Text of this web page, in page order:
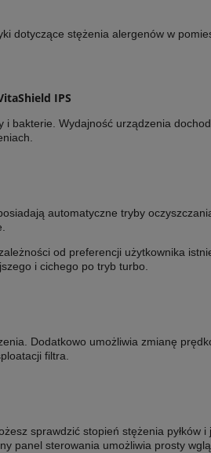
dotyczące stężenia alergenów w
IPS
bakterie. Wydajność urządzenia
automatyczne tryby
od preferencji użytkownika
i cichego po tryb turbo.
Dodatkowo umożliwia zmianę
filtra.
sprawdzić stopień stężenia pyłków
panel sterowania umożliwia prosty